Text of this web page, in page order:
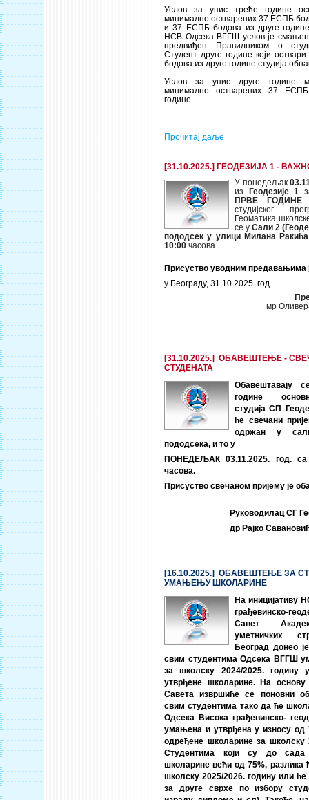
Услов за упис треће године
минимално остварених 37 ЕСПБ
и 37 ЕСПБ бодова из друге
НСВ Одсека ВГГШ услов је
предвиђен Правилником о
Студент друге године који
бодова из друге године студија
Услов за упис друге године
минимално остварених 37
године....
Прочитај даље
[31.10.2025.] ГЕОДЕЗИЈА 1 -
У понедељак
из
Геодезије 1
ПРВЕ ГОДИНЕ
студијског
Геоматика
се у Сали 2
пододсек у улици Милана
10:00 часова.
Присуство уводним предавањима
у Београду, 31.10.2025. год.
мр
[31.10.2025.] ОБАВЕШТЕЊЕ -
СТУДЕНАТА
Обавештавају
године
студија СП
ће свечани
одржан у
пододсека, и то у
ПОНЕДЕЉАК 03.11.2025. год.
часова.
Присуство свечаном пријему је
Руководилац СГ
др Рајко
[16.10.2025.] ОБАВЕШТЕЊЕ ЗА
УМАЊЕЊУ ШКОЛАРИНЕ
На иницијативу
грађевинско-
Савет
уметничких
Београд донео
свим студентима Одсека ВГГШ
за школску 2024/2025. годину
утврђене школарине. На
Савета извршиће се поновни
свим студентима тако да ће
Одсека Висока грађевинско-
умањена и утврђена у износу од
одређене школарине за школску
Студентима који су до сада
школарине већи од 75%, разлика
школску 2025/2026. годину или
за друге сврхе по избору